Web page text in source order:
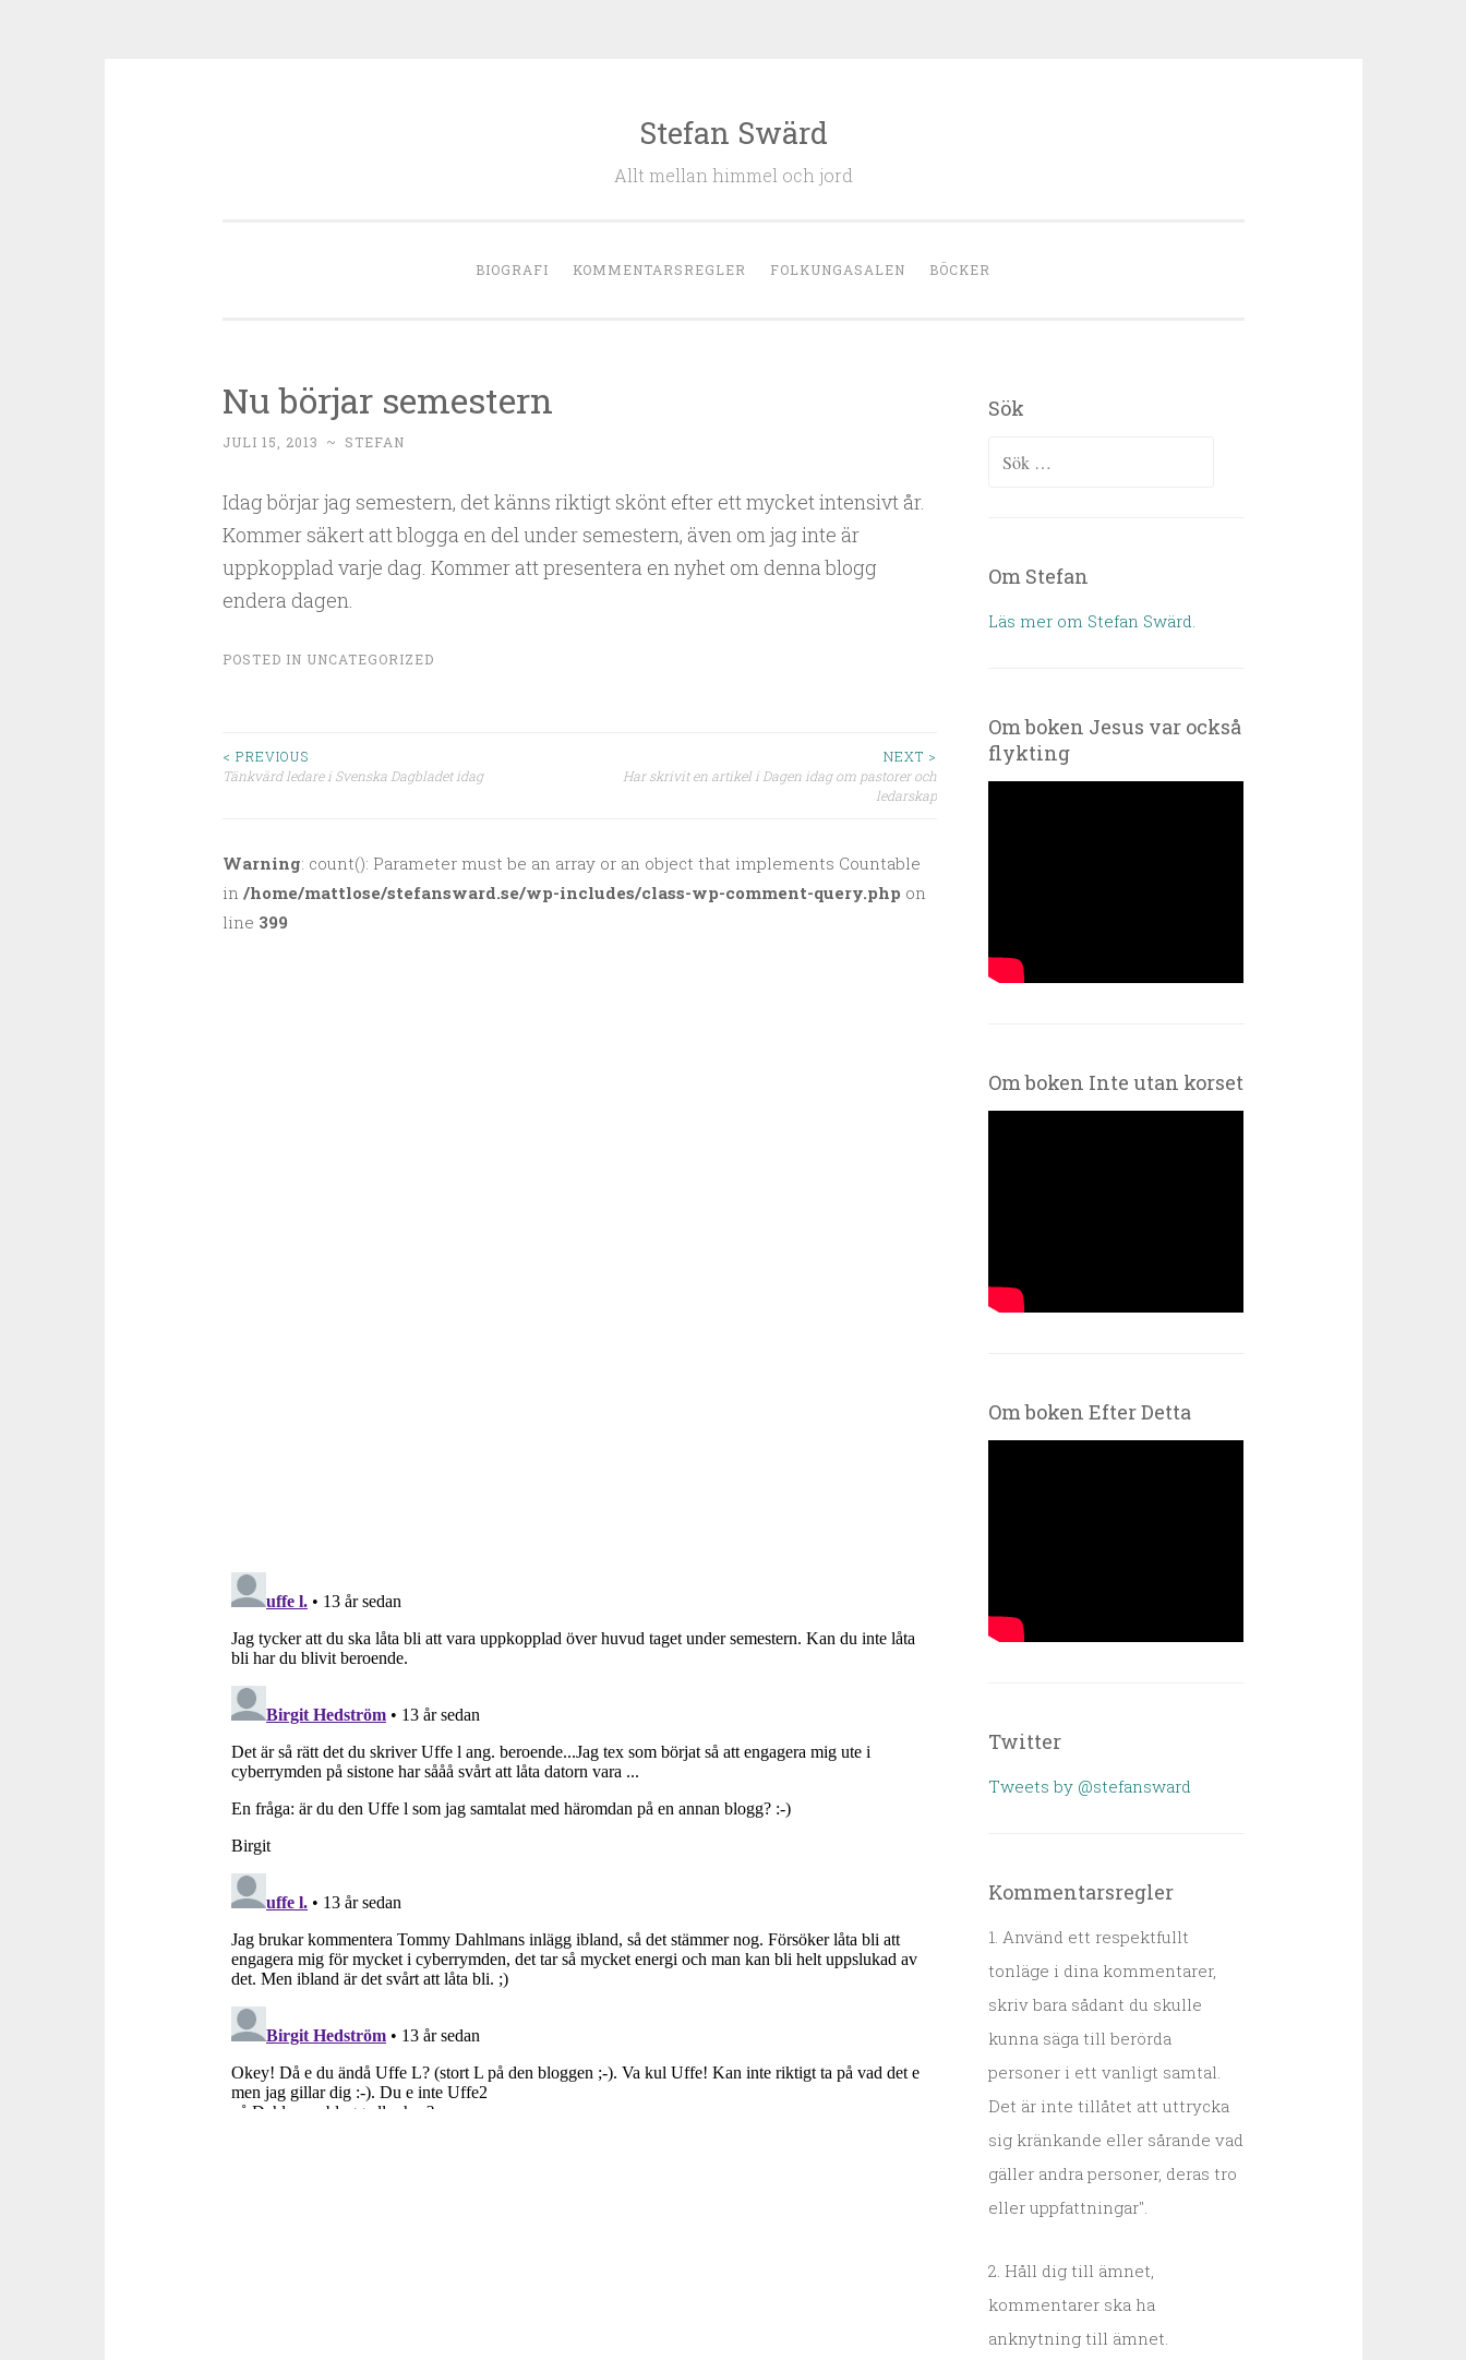
Stefan Swärd
Allt mellan himmel och jord
BIOGRAFI KOMMENTARSREGLER FOLKUNGASALEN BÖCKER
Nu börjar semestern
JULI 15, 2013 ~ STEFAN
Idag börjar jag semestern, det känns riktigt skönt efter ett mycket intensivt år.
Kommer säkert att blogga en del under semestern, även om jag inte är
uppkopplad varje dag. Kommer att presentera en nyhet om denna blogg
endera dagen.
POSTED IN UNCATEGORIZED
< PREVIOUS
Tänkvärd ledare i Svenska Dagbladet idag
NEXT >
Har skrivit en artikel i Dagen idag om pastorer och
ledarskap
Warning: count(): Parameter must be an array or an object that implements Countable
in /home/mattlose/stefansward.se/wp-includes/class-wp-comment-query.php on
line 399
Sök
Sök efter:
Om Stefan
Läs mer om Stefan Swärd.
Om boken Jesus var också
flykting
Om boken Inte utan korset
Om boken Efter Detta
Twitter
Tweets by @stefansward
Kommentarsregler
1. Använd ett respektfullt
tonläge i dina kommentarer,
skriv bara sådant du skulle
kunna säga till berörda
personer i ett vanligt samtal.
Det är inte tillåtet att uttrycka
sig kränkande eller sårande vad
gäller andra personer, deras tro
eller uppfattningar".
2. Håll dig till ämnet,
kommentarer ska ha
anknytning till ämnet.